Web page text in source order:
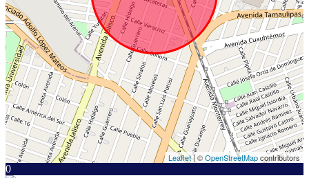
Leaflet| ©OpenStreetMapcontributors
0